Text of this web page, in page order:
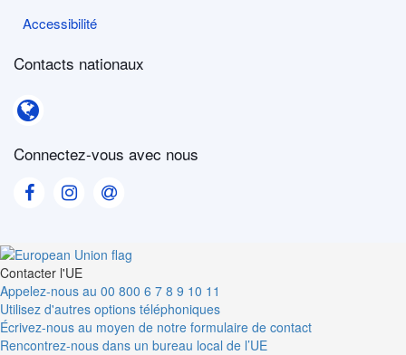
Accessibilité
Accessibilité
Contacts nationaux
Connectez-vous avec nous
Contacter l'UE
Appelez-nous au 00 800 6 7 8 9 10 11
Utilisez d'autres options téléphoniques
Écrivez-nous au moyen de notre formulaire de contact
Rencontrez-nous dans un bureau local de l’UE